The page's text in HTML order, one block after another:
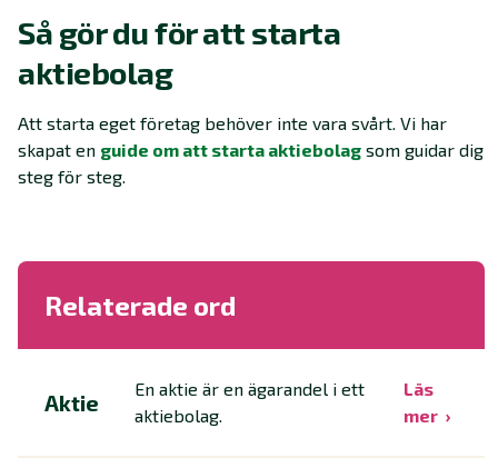
Så gör du för att starta
aktiebolag
Att starta eget företag behöver inte vara svårt. Vi har
skapat en guide om att starta aktiebolag som guidar dig
steg för steg.
Relaterade ord
Aktie
En aktie är en ägarandel i ett
aktiebolag.
Läs
mer